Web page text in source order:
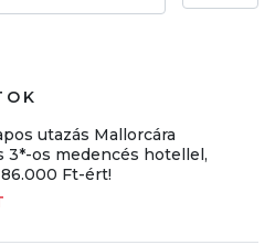
utazás Mallorcára
3*-os medencés hotellel,
Ft-ért!